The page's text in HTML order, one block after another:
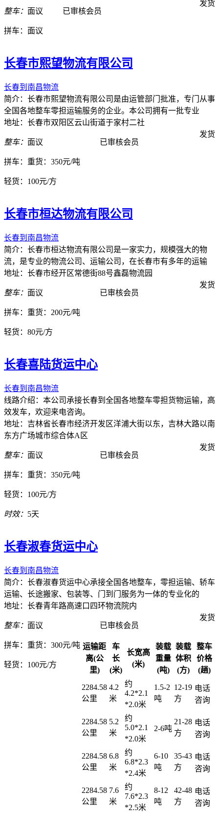
整车： 面议
拼车： 面议
已审核会员
发货
长春市熙望物流有限公司
长春到南昌物流
简介：长春市熙望物流有限公司是由运管部门批准，专门从事
全国各地整车零担运输服务的企业。本公司拥有一批专业
地址：长春市双阳区云山街道于家村二社
整车： 面议
拼车： 重货：350元/吨
轻货： 100元/方
已审核会员
发货
长春市桓达物流有限公司
长春到南昌物流
简介：长春市桓达物流有限公司是一家实力，规模强大的物
流，是专业的物流公司、运输公司，在长春市有多年的运输
地址：长春市经开区常德街88号鑫磊物流园
整车： 面议
拼车： 重货：200元/吨
轻货： 80元/方
已审核会员
发货
长春喜陆货运中心
长春到南昌物流
线路介绍：本公司承接长春到全国各地整车零担货物运输，高
效发车，欢迎来电咨询。
地址：吉林省长春市经济开发区洋浦大街以东，吉林大路以南
东方广场城市综合体A区
整车： 面议
拼车： 重货：350元/吨
轻货： 100元/方
时效： 5天
已审核会员
发货
长春淑春货运中心
长春到南昌物流
简介：长春淑春货运中心承接全国各地整车，零担运输、轿车
运输、长途搬家、包装等、门到门服务为一体的专业化的
地址：长春青年路高速口四环物流院内
整车： 面议
拼车： 重货：300元/吨
轻货： 100元/方
已审核会员
发货
运输距
离(公
里)
车
长
(米)
长宽高
(米)
装载
重量
(吨)
装载
体积
(方)
整车
价格
(趟)
2284.58
公里
4.2
米
约
4.2*2.1
*2.0米
1.5-2
吨
12-19
方
电话
咨询
2284.58
公里
5.2
米
约
5.0*2.1
*2.0米
2-6吨
21-28
方
电话
咨询
2284.58
公里
6.8
米
约
6.8*2.3
*2.4米
6-10
吨
35-43
方
电话
咨询
2284.58
公里
7.6
米
约
7.6*2.3
*2.5米
8-12
吨
42-48
方
电话
咨询